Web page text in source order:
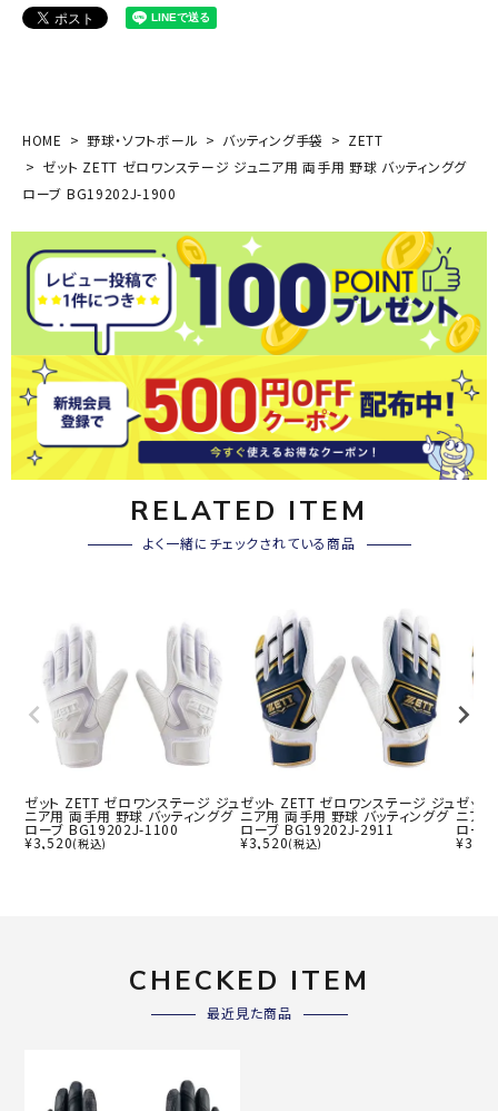
HOME 野球・ソフトボール バッティング手袋
ZETT
ゼット ZETT ゼロワンステージ ジュニア用 両手用 野球 バッティンググ
ローブ BG19202J-1900
RELATED ITEM
よく一緒にチェックされている商品
ゼット ZETT ゼロワンステージ ジュ
ニア用 両手用 野球 バッティンググ
ローブ BG19202J-1100
¥3,520(税込)
ゼット ZETT ゼロワンステージ ジュ
ニア用 両手用 野球 バッティンググ
ローブ BG19202J-2911
¥3,520(税込)
ゼッ
ニア
ロー
¥
CHECKED ITEM
最近見た商品